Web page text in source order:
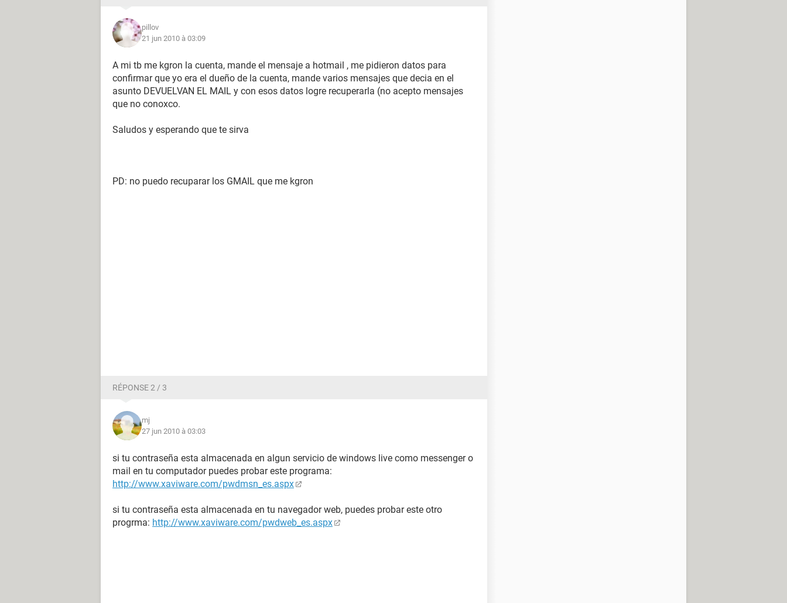
pillov
21 jun 2010 à 03:09
A mi tb me kgron la cuenta, mande el mensaje a hotmail , me pidieron datos para
confirmar que yo era el dueño de la cuenta, mande varios mensajes que decia en el
asunto DEVUELVAN EL MAIL y con esos datos logre recuperarla (no acepto mensajes
que no conoxco.
Saludos y esperando que te sirva
PD: no puedo recuparar los GMAIL que me kgron
RÉPONSE 2 / 3
mj
27 jun 2010 à 03:03
si tu contraseña esta almacenada en algun servicio de windows live como messenger o
mail en tu computador puedes probar este programa:
http://www.xaviware.com/pwdmsn_es.aspx
si tu contraseña esta almacenada en tu navegador web, puedes probar este otro
progrma: http://www.xaviware.com/pwdweb_es.aspx